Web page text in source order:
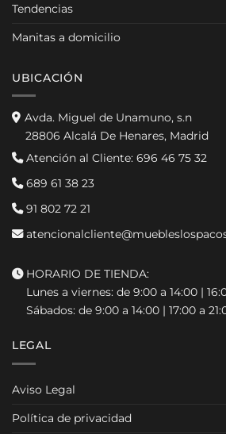
Tendencias
Manitas a domicilio
UBICACIÓN
Avda. Miguel de Unamuno, s.n
28806 Alcalá De Henares, Madrid
Atención al Cliente: 696 46 75 32
689 61 38 23
91 802 72 21
HORARIO DE TIENDA:
Lunes a viernes: de 9:00 a 14:00 |
Sábados: de 9:00 a 14:00 | 17:00 a
LEGAL
Aviso Legal
Política de privacidad